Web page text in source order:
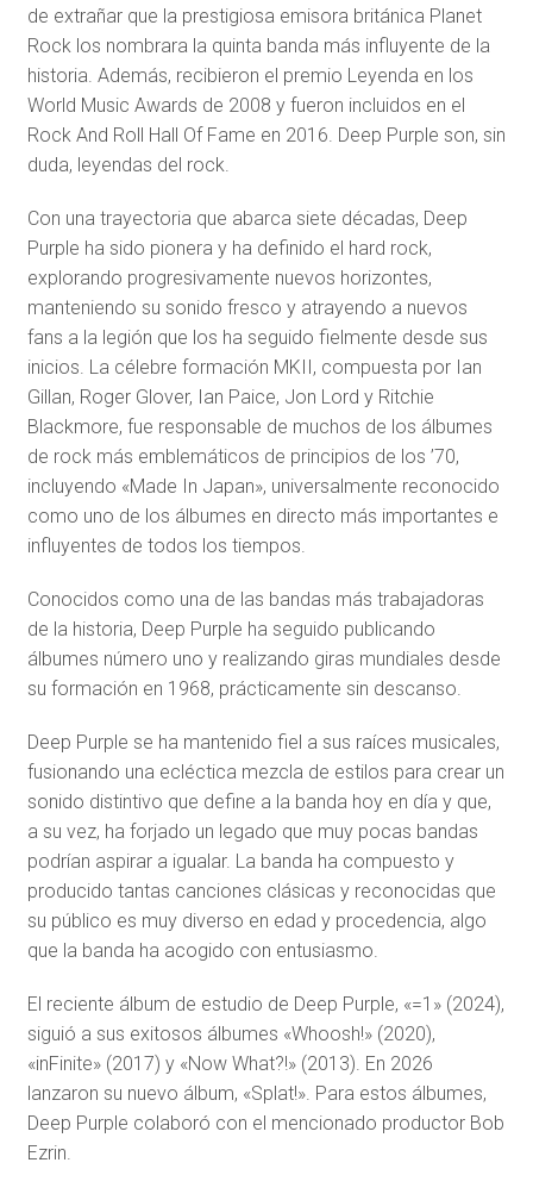
de extrañar que la prestigiosa emisora ​​británica Planet
Rock los nombrara la quinta banda más influyente de la
historia. Además, recibieron el premio Leyenda en los
World Music Awards de 2008 y fueron incluidos en el
Rock And Roll Hall Of Fame en 2016. Deep Purple son, sin
duda, leyendas del rock.
Con una trayectoria que abarca siete décadas, Deep
Purple ha sido pionera y ha definido el hard rock,
explorando progresivamente nuevos horizontes,
manteniendo su sonido fresco y atrayendo a nuevos
fans a la legión que los ha seguido fielmente desde sus
inicios. La célebre formación MKII, compuesta por Ian
Gillan, Roger Glover, Ian Paice, Jon Lord y Ritchie
Blackmore, fue responsable de muchos de los álbumes
de rock más emblemáticos de principios de los ’70,
incluyendo «Made In Japan», universalmente reconocido
como uno de los álbumes en directo más importantes e
influyentes de todos los tiempos.
Conocidos como una de las bandas más trabajadoras
de la historia, Deep Purple ha seguido publicando
álbumes número uno y realizando giras mundiales desde
su formación en 1968, prácticamente sin descanso.
Deep Purple se ha mantenido fiel a sus raíces musicales,
fusionando una ecléctica mezcla de estilos para crear un
sonido distintivo que define a la banda hoy en día y que,
a su vez, ha forjado un legado que muy pocas bandas
podrían aspirar a igualar. La banda ha compuesto y
producido tantas canciones clásicas y reconocidas que
su público es muy diverso en edad y procedencia, algo
que la banda ha acogido con entusiasmo.
El reciente álbum de estudio de Deep Purple, «=1» (2024),
siguió a sus exitosos álbumes «Whoosh!» (2020),
«inFinite» (2017) y «Now What?!» (2013). En 2026
lanzaron su nuevo álbum, «Splat!». Para estos álbumes,
Deep Purple colaboró ​​con el mencionado productor Bob
Ezrin.